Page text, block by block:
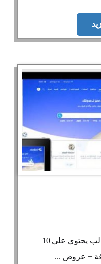
قالب شركة استضافة كارمن القالب يحتوي على 10
+ عروض ...